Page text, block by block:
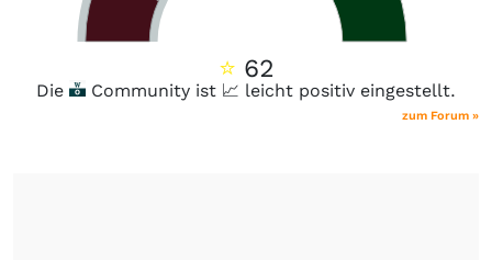
⭐ 62
Die Community ist 📈 leicht positiv eingestellt.
zum Forum »